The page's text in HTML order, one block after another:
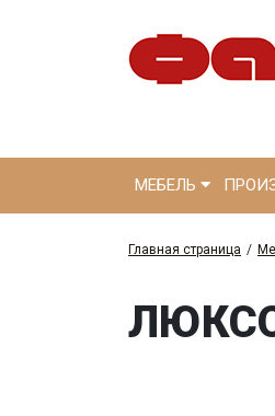
МЕБЕЛЬ
Главная страница /